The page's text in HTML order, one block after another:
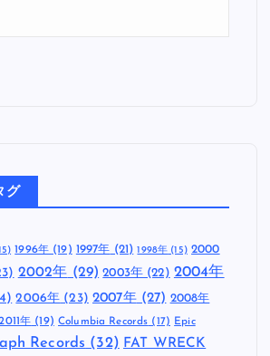
グ
1996年(19) 1997年 (21) 1998年 (15) 2000
2002年 (29) 2003年 (22) 2004年
2006年 (23) 2007年(27) 2008年
年 (19) Columbia Records (17) Epic
Records (32) FAT WRECK